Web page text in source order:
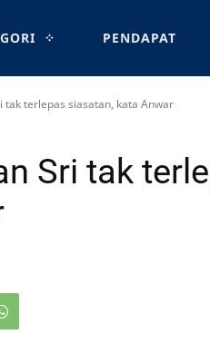
PENDAPAT
tak terlepas siasatan, kata Anwar
Sri tak